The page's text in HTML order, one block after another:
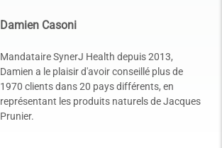
Damien Casoni
Mandataire SynerJ Health depuis 2013,
Damien a le plaisir d'avoir conseillé plus de
1970 clients dans 20 pays différents, en
représentant les produits naturels de Jacques
Prunier.